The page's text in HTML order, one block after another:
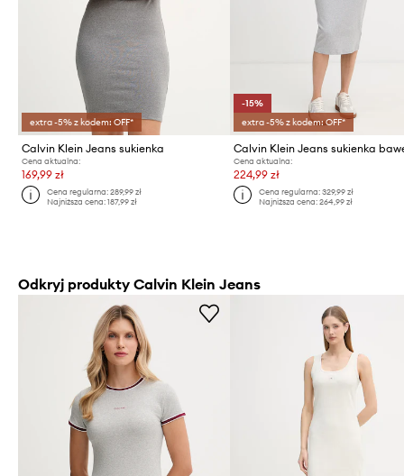
extra -5% z kodem: OFF*
Calvin Klein Jeans sukienka
Cena aktualna:
169,99 zł
Cena regularna:289,99 zł
Najniższa cena:187,99 zł
-15%
extra -5% z kodem: OFF*
Cena aktualna:
224,99 zł
Cena regularna: 329,99 zł
Najniższa cena: 264,99 zł
Odkryj produkty Calvin Klein Jeans